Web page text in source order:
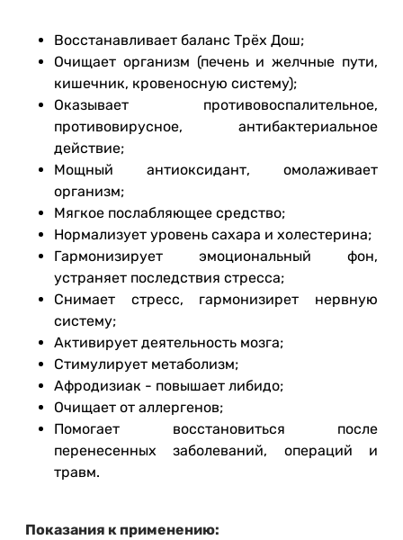
Восстанавливает баланс Трёх Дош;
Очищает организм (печень и желчные пути,
кишечник, кровеносную систему);
Оказывает противовоспалительное,
противовирусное, антибактериальное
действие;
Мощный антиоксидант, омолаживает
организм;
Мягкое послабляющее средство;
Нормализует уровень сахара и холестерина;
Гармонизирует эмоциональный фон,
устраняет последствия стресса;
Снимает стресс, гармонизирет нервную
систему;
Активирует деятельность мозга;
Стимулирует метаболизм;
Афродизиак - повышает либидо;
Очищает от аллергенов;
Помогает восстановиться после
перенесенных заболеваний, операций и
травм.
Показания к применению: